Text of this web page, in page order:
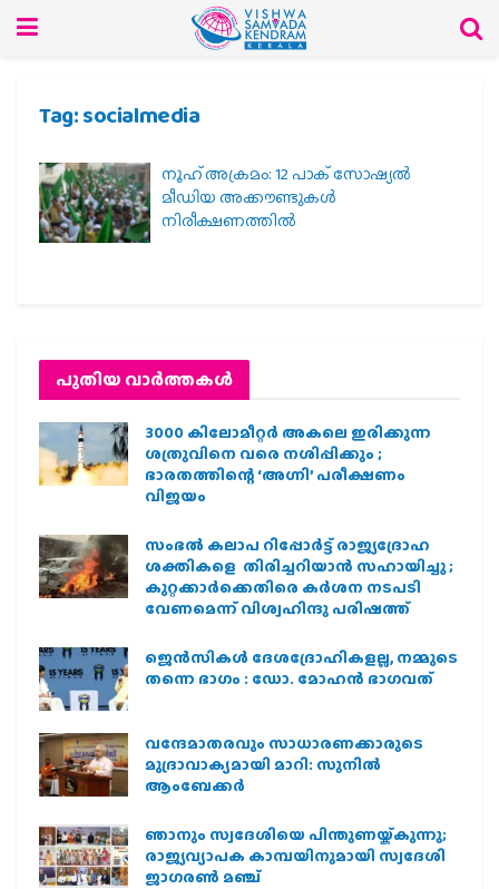
Tag:socialmedia
നൂഹ് അക്രമം: 12 പാക് സോഷ്യല്‍
മീഡിയ അക്കൗണ്ടുകള്‍
നിരീക്ഷണത്തില്‍
പുതിയ വാര്‍ത്തകള്‍
3000 കിലോമീറ്റർ അകലെ ഇരിക്കുന്ന
ശത്രുവിനെ വരെ നശിപ്പിക്കും ;
ഭാരതത്തിന്റെ ‘അഗ്നി’ പരീക്ഷണം
വിജയം
സംഭൽ കലാപ റിപ്പോർട്ട് രാജ്യദ്രോഹ
ശക്തികളെ തിരിച്ചറിയാൻ സഹായിച്ചു ;
കുറ്റക്കാർക്കെതിരെ കർശന നടപടി
വേണമെന്ന് വിശ്വഹിന്ദു പരിഷത്ത്
ജെന്‍സികള്‍ ദേശദ്രോഹികളല്ല, നമ്മുടെ
തന്നെ ഭാഗം : ഡോ. മോഹന്‍ ഭാഗവത്
വന്ദേമാതരവും സാധാരണക്കാരുടെ
മുദ്രാവാക്യമായി മാറി: സുനിൽ
ആംബേക്കർ
ഞാനും സ്വദേശിയെ പിന്തുണയ്ക്കുന്നു;
രാജ്യവ്യാപക കാമ്പയിനുമായി സ്വദേശി
ജാഗരണ്‍ മഞ്ച്